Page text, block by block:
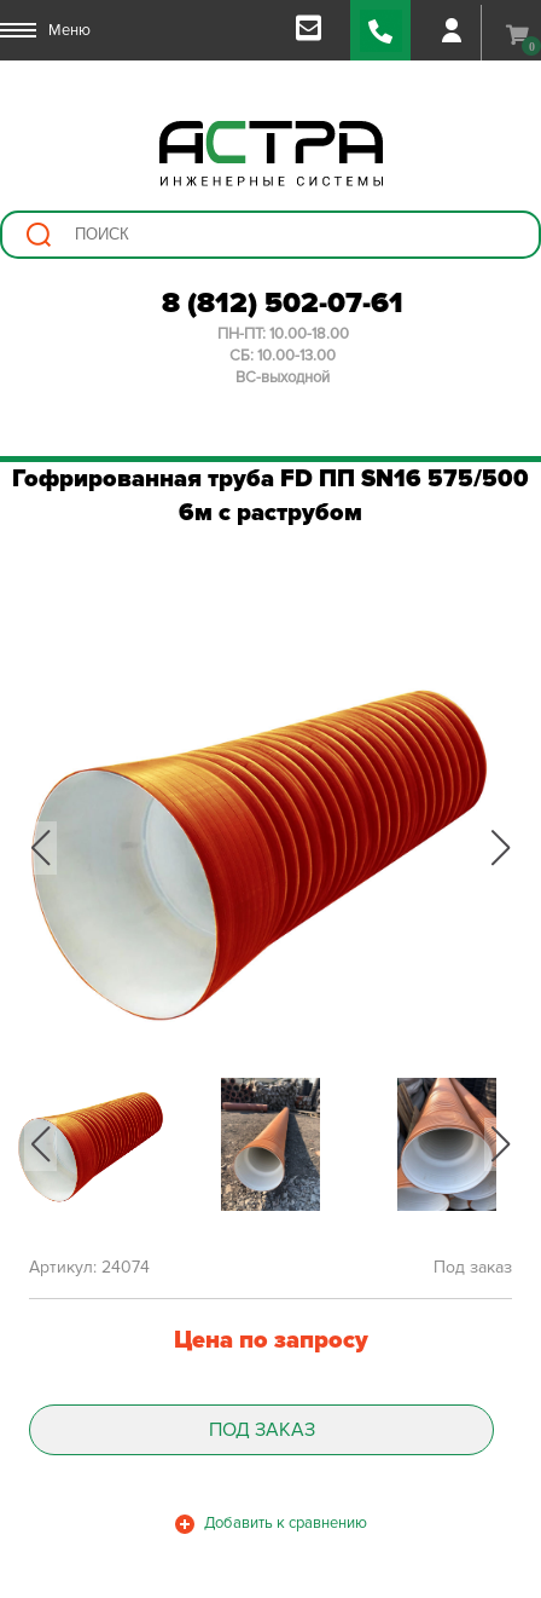
Меню
0
8 (812) 502-07-61
ПН-ПТ: 10.00-18.00
СБ: 10.00-13.00
ВС-выходной
Гофрированная труба FD ПП SN16 575/500
6м с раструбом
Под заказ
Артикул: 24074
Цена по запросу
ПОД ЗАКАЗ